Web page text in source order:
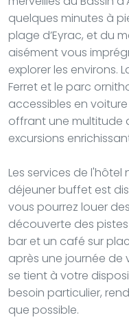
quelques minutes à
plage d’Eyrac, et du
aisément vous
explorer les environs.
Ferret et le parc
accessibles en
offrant une multitude
excursions
Les services de
déjeuner buffet est
vous pourrez louer
découverte des
bar et un café sur
après une journée de
se tient à votre
besoin particulier,
que possible.